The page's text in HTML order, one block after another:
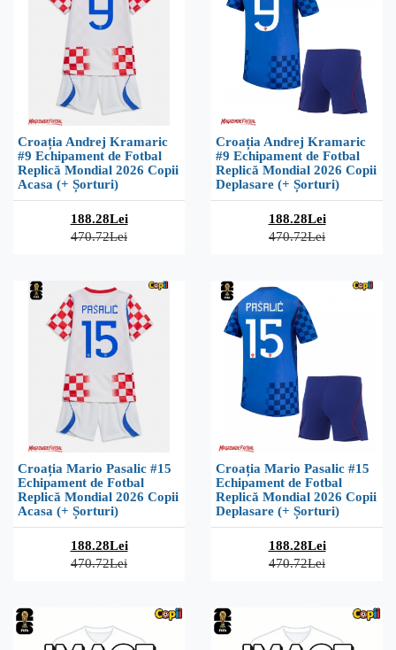
Croația Andrej Kramaric
#9 Echipament de Fotbal
Replică Mondial 2026 Copii
Acasa (+ Șorturi)
188.28Lei
470.72Lei
Croația Andrej Kramaric
#9 Echipament de Fotbal
Replică Mondial 2026 Copii
Deplasare (+ Șorturi)
188.28Lei
470.72Lei
Croația Mario Pasalic #15
Echipament de Fotbal
Replică Mondial 2026 Copii
Acasa (+ Șorturi)
188.28Lei
470.72Lei
Croația Mario Pasalic #15
Echipament de Fotbal
Replică Mondial 2026 Copii
Deplasare (+ Șorturi)
188.28Lei
470.72Lei